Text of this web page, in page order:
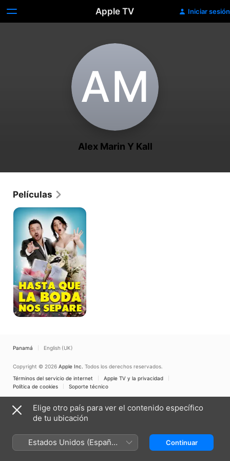
Apple TV Iniciar sesión
A‌M
Alex Marin Y Kall
Películas
Hasta
Que
Nos
Separe
Panamá English (UK)
Copyright © 2026 Apple Inc. Todos los derechos reservados.
Términos del servicio de internet
Apple TV y la privacidad
Política de cookies
Soporte técnico
Elige otro país para ver el contenido específico
de tu ubicación
Estados Unidos (Español
México)
Continuar